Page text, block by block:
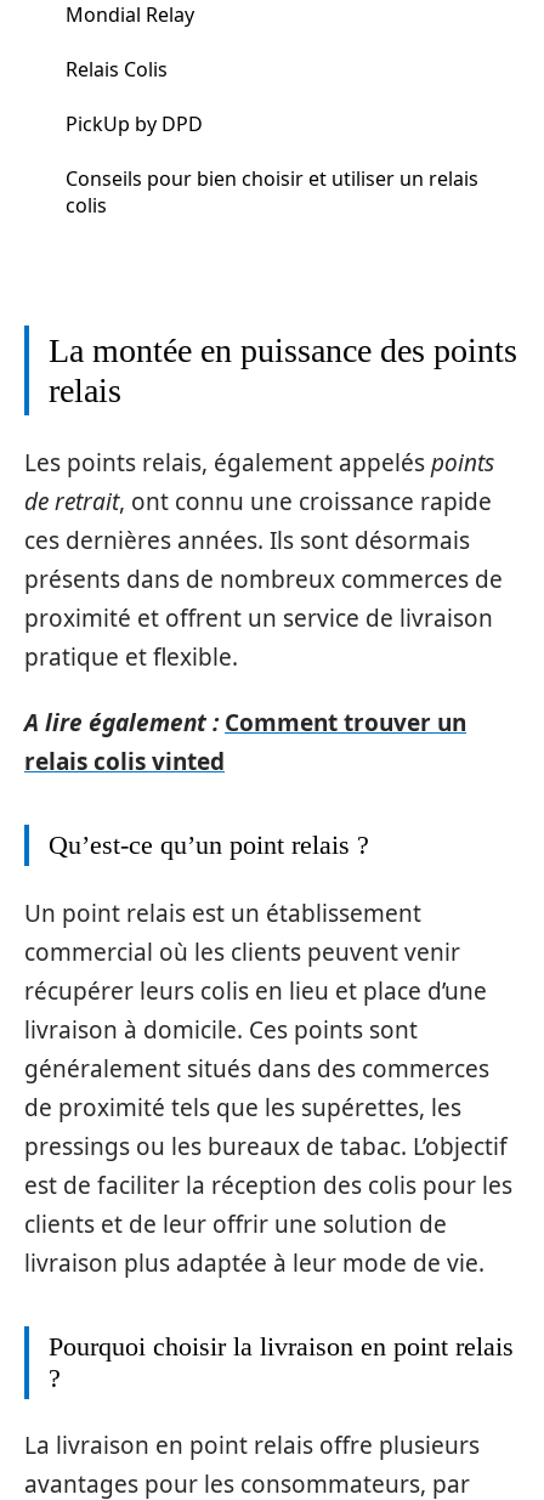
Mondial Relay
Relais Colis
PickUp by DPD
Conseils pour bien choisir et utiliser un relais
colis
La montée en puissance des points
relais
Les points relais, également appeléspoints
de retrait, ont connu une croissance rapide
ces dernières années. Ils sont désormais
présents dans de nombreux commerces de
proximité et offrent un service de livraison
pratique et flexible.
A lire également : Comment trouver un
relais colis vinted
Qu’est-ce qu’un point relais ?
Un point relais est un établissement
commercial où les clients peuvent venir
récupérer leurs colis en lieu et place d’une
livraison à domicile. Ces points sont
généralement situés dans des commerces
de proximité tels que les supérettes, les
pressings ou les bureaux de tabac. L’objectif
est de faciliter la réception des colis pour les
clients et de leur offrir une solution de
livraison plus adaptée à leur mode de vie.
Pourquoi choisir la livraison en point relais
?
La livraison en point relais offre plusieurs
avantages pour les consommateurs, par